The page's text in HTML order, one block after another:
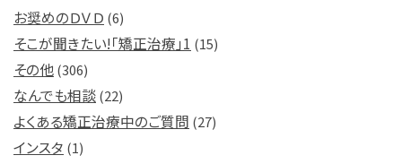
お奨めのＤＶＤ (6)
そこが聞きたい!「矯正治療」1 (15)
その他(306)
なんでも相談(22)
よくある矯正治療中のご質問 (27)
インスタ (1)